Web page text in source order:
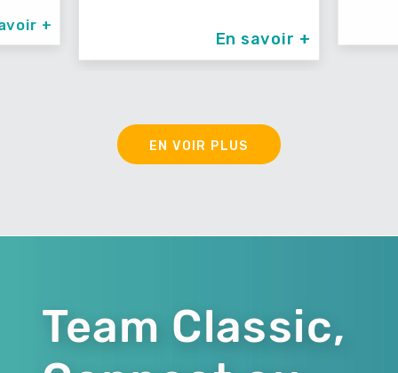
+
En savoir +
EN VOIR PLUS
Team Classic,